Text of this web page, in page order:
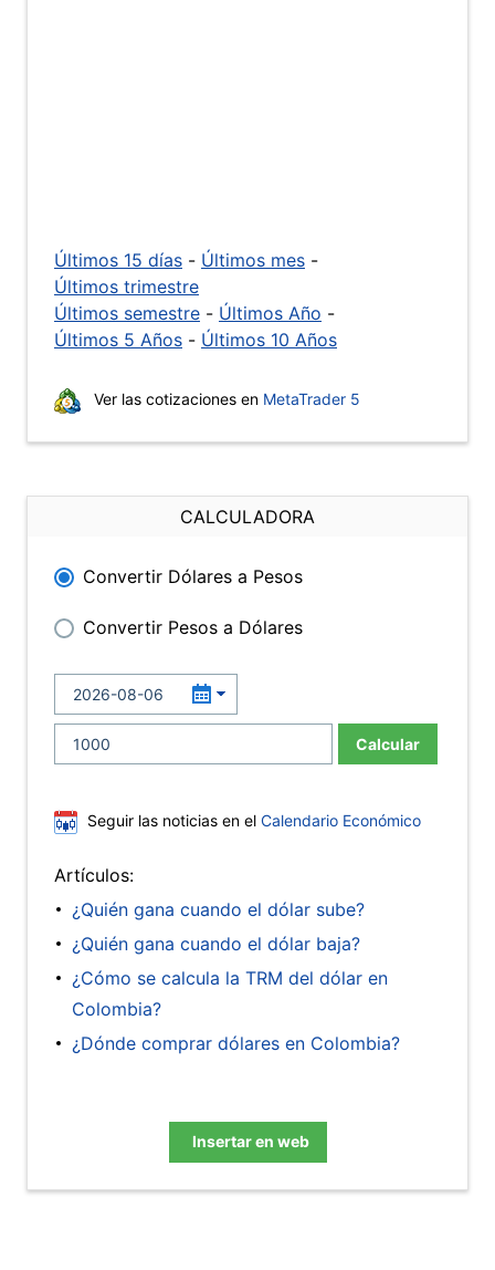
Últimos 15 días - Últimos mes -
Últimos trimestre
Últimos semestre - Últimos Año -
Últimos 5 Años - Últimos 10 Años
Ver las cotizaciones en MetaTrader 5
CALCULADORA
Convertir Dólares a Pesos
Convertir Pesos a Dólares
Calcular
Seguir las noticias en el Calendario Económico
Artículos:
¿Quién gana cuando el dólar sube?
¿Quién gana cuando el dólar baja?
¿Cómo se calcula la TRM del dólar en
Colombia?
¿Dónde comprar dólares en Colombia?
Insertar en web